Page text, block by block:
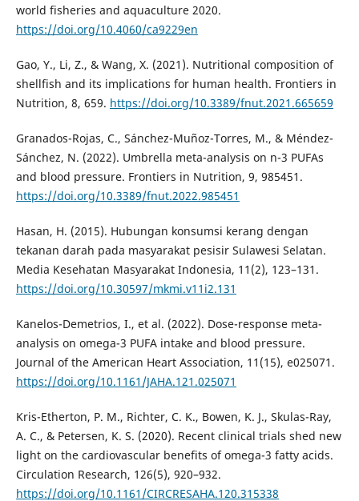
world fisheries and aquaculture 2020.
https://doi.org/10.4060/ca9229en
Gao, Y., Li, Z., & Wang, X. (2021). Nutritional composition of
shellfish and its implications for human health. Frontiers in
Nutrition, 8, 659. https://doi.org/10.3389/fnut.2021.665659
Granados-Rojas, C., Sánchez-Muñoz-Torres, M., & Méndez-
Sánchez, N. (2022). Umbrella meta-analysis on n-3 PUFAs
and blood pressure. Frontiers in Nutrition, 9, 985451.
https://doi.org/10.3389/fnut.2022.985451
Hasan, H. (2015). Hubungan konsumsi kerang dengan
tekanan darah pada masyarakat pesisir Sulawesi Selatan.
Media Kesehatan Masyarakat Indonesia, 11(2), 123–131.
https://doi.org/10.30597/mkmi.v11i2.131
Kanelos-Demetrios, I., et al. (2022). Dose-response meta-
analysis on omega-3 PUFA intake and blood pressure.
Journal of the American Heart Association, 11(15), e025071.
https://doi.org/10.1161/JAHA.121.025071
Kris-Etherton, P. M., Richter, C. K., Bowen, K. J., Skulas-Ray,
A. C., & Petersen, K. S. (2020). Recent clinical trials shed new
light on the cardiovascular benefits of omega-3 fatty acids.
Circulation Research, 126(5), 920–932.
https://doi.org/10.1161/CIRCRESAHA.120.315338